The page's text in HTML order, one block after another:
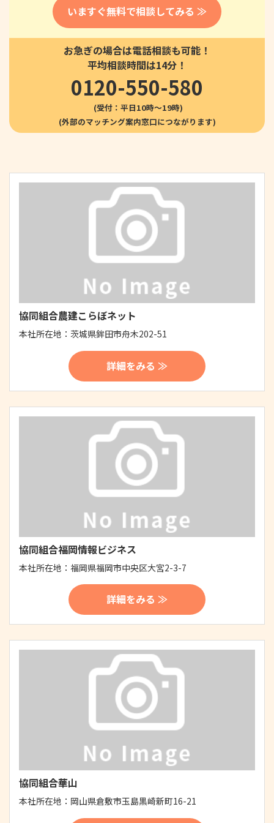
いますぐ無料で相談してみる ≫
お急ぎの場合は電話相談も可能！
平均相談時間は14分！
0120-550-580
(受付：平日10時〜19時)
協同組合農建こらぼネット
本社所在地： 茨城県鉾田市舟木202-51
詳細をみる ≫
協同組合福岡情報ビジネス
本社所在地： 福岡県福岡市中央区大宮2-3-7
詳細をみる ≫
協同組合華山
本社所在地： 岡山県倉敷市玉島黒崎新町16-21